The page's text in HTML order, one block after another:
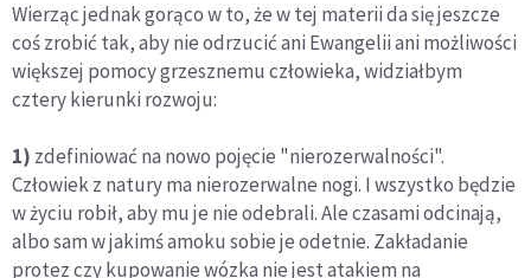
Wierząc jednak gorąco w to, że w tej materii da się jeszcze
coś zrobić tak, aby nie odrzucić ani Ewangelii ani możliwości
większej pomocy grzesznemu człowieka, widziałbym
cztery kierunki rozwoju:
1) zdefiniować na nowo pojęcie "nierozerwalności".
Człowiek z natury ma nierozerwalne nogi. I wszystko będzie
w życiu robił, aby mu je nie odebrali. Ale czasami odcinają,
albo sam w jakimś amoku sobie je odetnie. Zakładanie
protez czy kupowanie wózka nie jest atakiem na